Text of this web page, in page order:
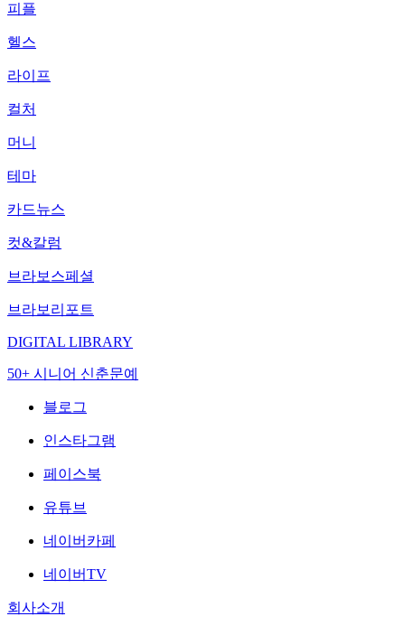
피플
헬스
라이프
컬처
머니
테마
카드뉴스
컷&칼럼
브라보스페셜
브라보리포트
DIGITAL LIBRARY
50+ 시니어 신춘문예
블로그
인스타그램
페이스북
유튜브
네이버카페
네이버TV
회사소개